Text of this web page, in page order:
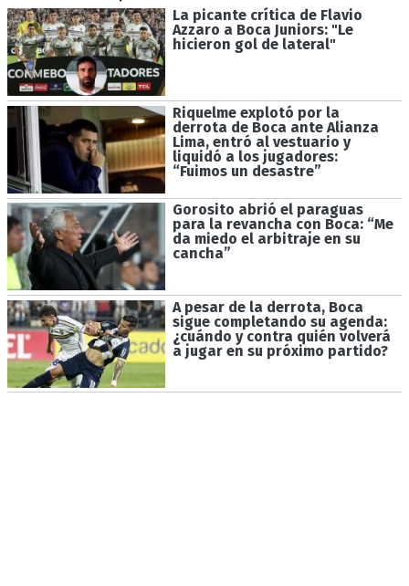
La picante crítica de Flavio
Azzaro a Boca Juniors: "Le
hicieron gol de lateral"
Riquelme explotó por la
derrota de Boca ante Alianza
Lima, entró al vestuario y
liquidó a los jugadores:
“Fuimos un desastre”
Gorosito abrió el paraguas
para la revancha con Boca: “Me
da miedo el arbitraje en su
cancha”
A pesar de la derrota, Boca
sigue completando su agenda:
¿cuándo y contra quién volverá
a jugar en su próximo partido?